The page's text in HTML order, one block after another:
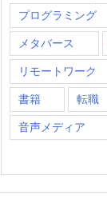
プログラミング
メタバース
リモートワーク
書籍 転職
音声メディア